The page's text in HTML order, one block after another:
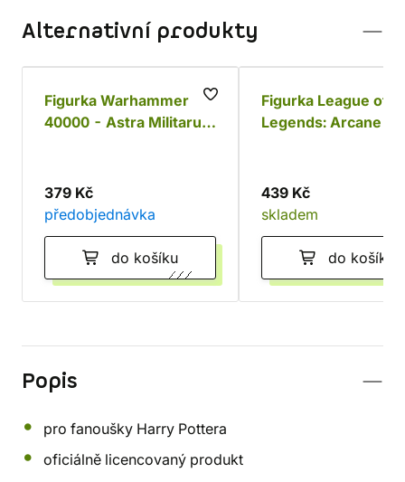
Alternativní produkty
Figurka Warhammer
40000 - Astra Militarum
379 Kč
předobjednávka
do košíku
Figurka League of
Legends: Arcane -
439 Kč
skladem
do košíku
Popis
pro fanoušky Harry Pottera
oficiálně licencovaný produkt